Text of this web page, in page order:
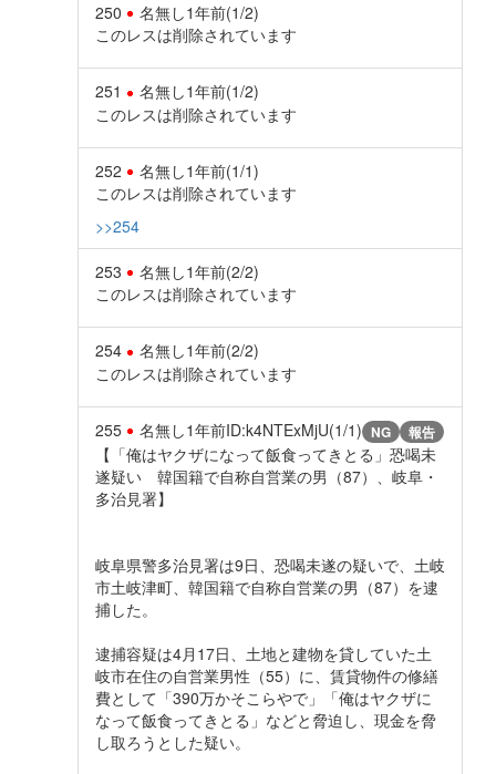
250 名無し1年前(1/2)
このレスは削除されています
251 名無し1年前(1/2)
このレスは削除されています
252 名無し1年前(1/1)
このレスは削除されています
>>254
253 名無し1年前(2/2)
このレスは削除されています
254 名無し1年前(2/2)
このレスは削除されています
255 名無し1年前ID:k4NTExMjU(1/1) NG 報告
【「俺はヤクザになって飯食ってきとる」恐喝未
遂疑い 韓国籍で自称自営業の男（87）、岐阜・
多治見署】
岐阜県警多治見署は9日、恐喝未遂の疑いで、土岐
市土岐津町、韓国籍で自称自営業の男（87）を逮
捕した。
逮捕容疑は4月17日、土地と建物を貸していた土
岐市在住の自営業男性（55）に、賃貸物件の修繕
費として「390万かそこらやで」「俺はヤクザに
なって飯食ってきとる」などと脅迫し、現金を脅
し取ろうとした疑い。